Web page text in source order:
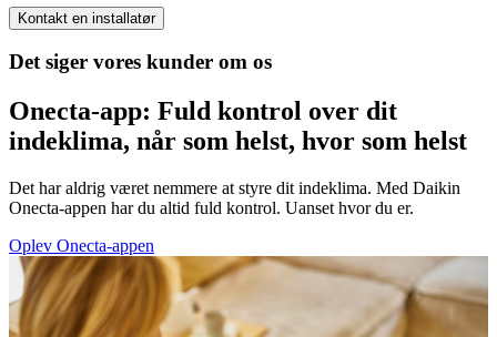
Kontakt en installatør
Det siger vores kunder om os
Onecta-app: Fuld kontrol over dit
indeklima, når som helst, hvor som helst
Det har aldrig været nemmere at styre dit indeklima. Med Daikin
Onecta-appen har du altid fuld kontrol. Uanset hvor du er.
Oplev Onecta-appen